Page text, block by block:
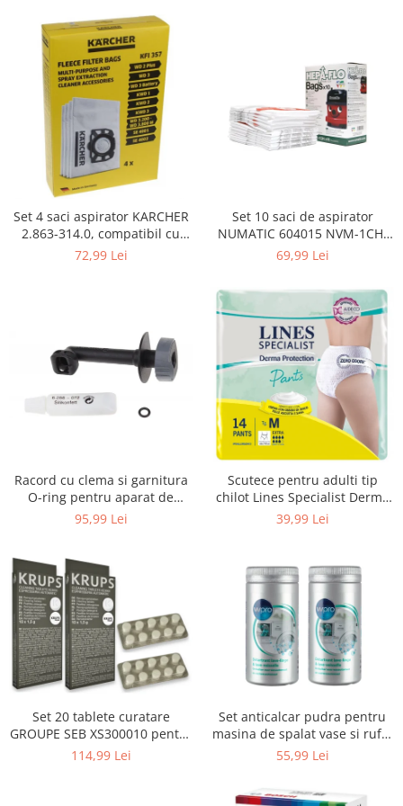
Decoratiuni
Gradinarit
Hobby-uri creative
Iluminat & Electrice
Jaluzele
Kit-uri automatizari porti si usi
Mobila dormitor
Mobila gradina & terasa
Mobila Living & Dining
Organizare si depozitare
Scule electrice si unelte
Silicon, spume si solutii tehnice
Sisteme Incalzire
Textile si covoare
Accesorii tablete
Laptopuri si Accesorii
Wearable & Gadgeturi
Electrocasnice & Climatizare
Accesorii si piese masini spalat
rufe si uscatoare
Accesorii si piese masini spalat
vase
Aparate Racire Aer
Aragaze si cuptoare cu microunde
Set 4 saci aspirator KARCHER
2.863-314.0, compatibil cu
WD, KWD, SE
72,99 Lei
Set 10 saci de aspirator
NUMATIC 604015 NVM-1CH,
9L
69,99 Lei
Racord cu clema si garnitura
O-ring pentru aparat de
spalat cu presiune, KARCHER
95,99 Lei
Scutece pentru adulti tip
chilot Lines Specialist Derma
Protection Extra, 7 picaturi,
39,99 Lei
Set 20 tablete curatare
GROUPE SEB XS300010 pentru
espressoare Krups (2x10
114,99 Lei
Set anticalcar pudra pentru
masina de spalat vase si rufe,
WPRO 484000008416, 2 x 250g
55,99 Lei